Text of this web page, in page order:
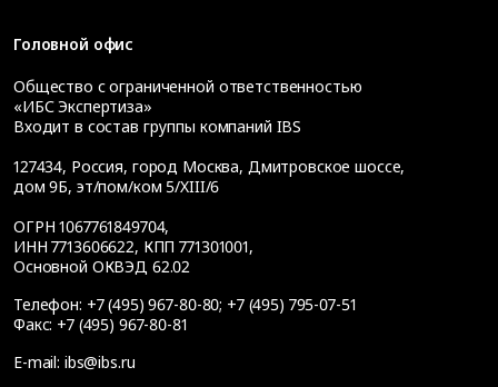
Головной офис
Общество с ограниченной ответственностью
«ИБС Экспертиза»
Входит в состав группы компаний IBS
127434, Россия, город Москва, Дмитровское шоссе,
дом 9Б, эт/пом/ком 5/XIII/6
ОГРН 1067761849704,
ИНН 7713606622, КПП 771301001,
Основной ОКВЭД 62.02
Телефон: +7 (495) 967-80-80; +7 (495) 795-07-51
Факс: +7 (495) 967-80-81
E-mail: ibs@ibs.ru